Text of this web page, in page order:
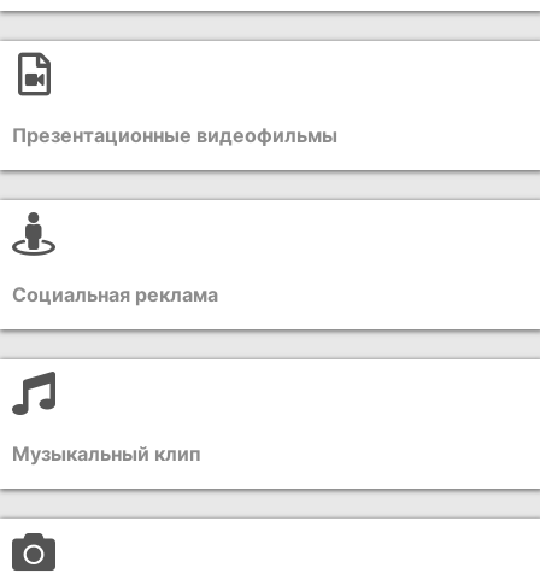
Презентационные видеофильмы
Социальная реклама
Музыкальный клип